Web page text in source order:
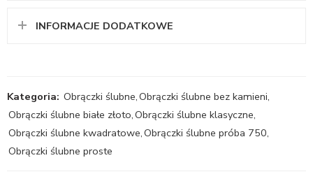
INFORMACJE DODATKOWE
Kategoria: Obrączki ślubne,Obrączki ślubne bez kamieni,
Obrączki ślubne białe złoto,Obrączki ślubne klasyczne,
Obrączki ślubne kwadratowe,Obrączki ślubne próba 750,
Obrączki ślubne proste